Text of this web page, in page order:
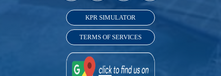
KPR SIMULATOR
TERMS OF SERVICES